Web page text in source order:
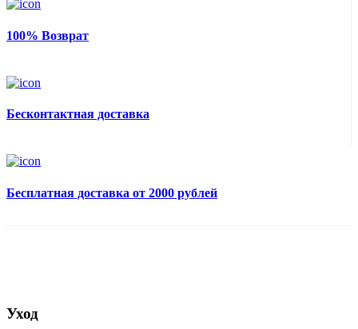
100% Возврат
Бесконтактная доставка
Бесплатная доставка от 2000 рублей
Уход